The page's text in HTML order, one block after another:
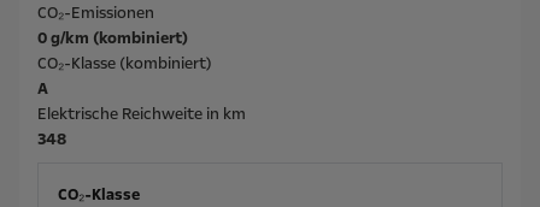
CO₂-Emissionen
0 g/km (kombiniert)
CO₂-Klasse (kombiniert)
A
Elektrische Reichweite in km
348
CO₂-Klasse